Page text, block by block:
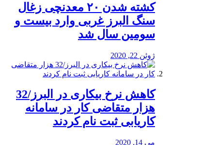
کشته شدن ۲۰ معدنچی زغال
سنگ البرز غربی وارد بیست و
سومین سال شد
ژوئن 22, 2020
کاهش نرخ بیکاری در البرز/32
هزار متقاضی کار در سامانه
کاریابی ثبت نام کردند
می 14, 2020